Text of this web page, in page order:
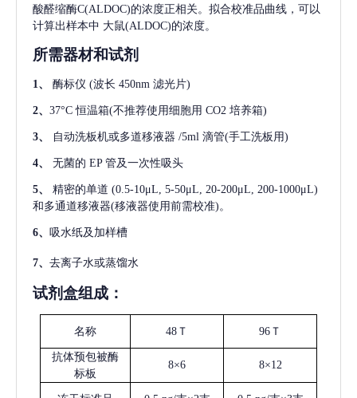
酸醛缩酶C(ALDOC)的浓度正相关。拟合校准品曲线，可以
计算出样本中 大鼠(ALDOC)的浓度。
所需器材和试剂
1、 酶标仪 (波长 450nm 滤光片)
2、 37°C 恒温箱(不推荐使用细胞用 CO2 培养箱)
3、 自动洗板机或多道移液器 /5ml 滴管(手工洗板用)
4、 无菌的 EP 管及一次性吸头
5、 精密的单道 (0.5-10μL, 5-50μL, 20-200μL, 200-1000μL)
和多通道移液器(移液器使用前需校准)。
6、 吸水纸及加样槽
7、 去离子水或蒸馏水
试剂盒组成：
名称 48Ｔ 96Ｔ
抗体预包被酶
标板
8×6 8×12